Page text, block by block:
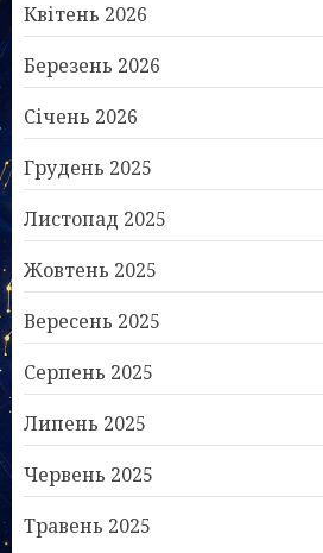
Квітень 2026
Березень 2026
Січень 2026
Грудень 2025
Листопад 2025
Жовтень 2025
Вересень 2025
Серпень 2025
Липень 2025
Червень 2025
Травень 2025